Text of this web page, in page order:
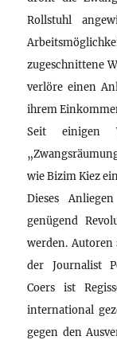
Rollstuhl
zugeschnittene
verlöre einen
ihrem
Seit einigen
wie Bizim Kiez
Dieses
genügend
werden. Autoren
der Journalist
Coers ist
international
gegen den